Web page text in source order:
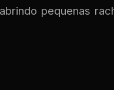
pequenas